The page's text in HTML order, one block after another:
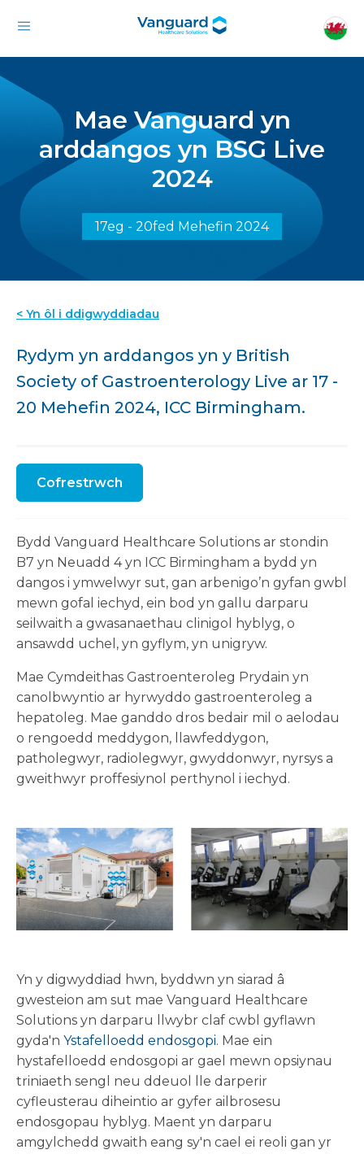
Mae Vanguard yn
arddangos yn BSG Live
2024
17eg - 20fed Mehefin 2024
< Yn ôl i ddigwyddiadau
Rydym yn arddangos yn y British
Society of Gastroenterology Live ar 17 -
20 Mehefin 2024, ICC Birmingham.
Cofrestrwch
Bydd Vanguard Healthcare Solutions ar stondin
B7 yn Neuadd 4 yn ICC Birmingham a bydd yn
dangos i ymwelwyr sut, gan arbenigo’n gyfan gwbl
mewn gofal iechyd, ein bod yn gallu darparu
seilwaith a gwasanaethau clinigol hyblyg, o
ansawdd uchel, yn gyflym, yn unigryw.
Mae Cymdeithas Gastroenteroleg Prydain yn
canolbwyntio ar hyrwyddo gastroenteroleg a
hepatoleg. Mae ganddo dros bedair mil o aelodau
o rengoedd meddygon, llawfeddygon,
patholegwyr, radiolegwyr, gwyddonwyr, nyrsys a
gweithwyr proffesiynol perthynol i iechyd.
Yn y digwyddiad hwn, byddwn yn siarad â
gwesteion am sut mae Vanguard Healthcare
Solutions yn darparu llwybr claf cwbl gyflawn
gyda'n Ystafelloedd endosgopi. Mae ein
hystafelloedd endosgopi ar gael mewn opsiynau
triniaeth sengl neu ddeuol lle darperir
cyfleusterau diheintio ar gyfer ailbrosesu
endosgopau hyblyg. Maent yn darparu
amgylchedd gwaith eang sy'n cael ei reoli gan yr